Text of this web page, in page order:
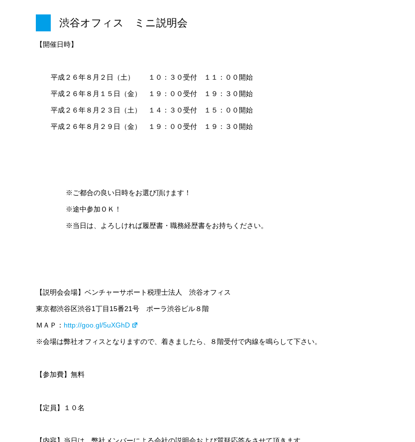
渋谷オフィス ミニ説明会
【開催日時】
平成２６年８月２日（土） １０：３０受付 １１：００開始
平成２６年８月１５日（金） １９：００受付 １９：３０開始
平成２６年８月２３日（土） １４：３０受付 １５：００開始
平成２６年８月２９日（金） １９：００受付 １９：３０開始
※ご都合の良い日時をお選び頂けます！
※途中参加ＯＫ！
※当日は、よろしければ履歴書・職務経歴書をお持ちください。
【説明会会場】ベンチャーサポート税理士法人 渋谷オフィス
東京都渋谷区渋谷1丁目15番21号 ポーラ渋谷ビル８階
ＭＡＰ： http://goo.gl/5uXGhD
※会場は弊社オフィスとなりますので、着きましたら、８階受付で内線を鳴らして下さい。
【参加費】無料
【定員】１０名